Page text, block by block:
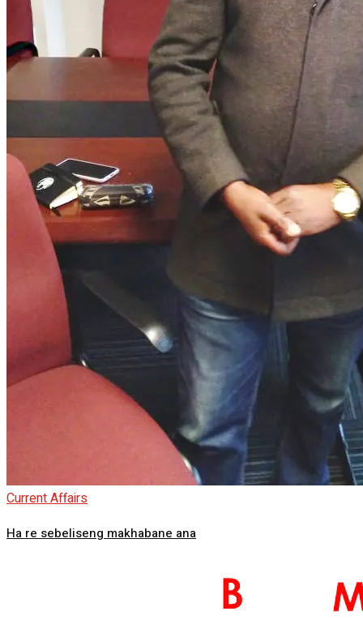
Current Affairs
Ha re sebeliseng makhabane ana